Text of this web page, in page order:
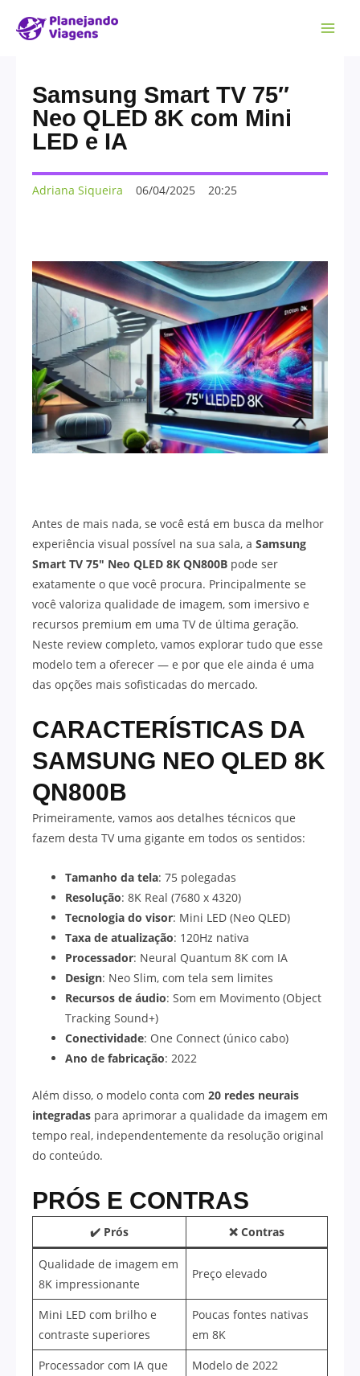
Samsung Smart TV 75″
Neo QLED 8K com Mini
LED e IA
Adriana Siqueira 06/04/2025 20:25
Antes de mais nada, se você está em busca da melhor
experiência visual possível na sua sala, a Samsung
Smart TV 75″ Neo QLED 8K QN800B pode ser
exatamente o que você procura. Principalmente se
você valoriza qualidade de imagem, som imersivo e
recursos premium em uma TV de última geração.
Neste review completo, vamos explorar tudo que esse
modelo tem a oferecer — e por que ele ainda é uma
das opções mais sofisticadas do mercado.
CARACTERÍSTICAS DA
SAMSUNG NEO QLED 8K
QN800B
Primeiramente, vamos aos detalhes técnicos que
fazem desta TV uma gigante em todos os sentidos:
Tamanho da tela: 75 polegadas
Resolução: 8K Real (7680 x 4320)
Tecnologia do visor: Mini LED (Neo QLED)
Taxa de atualização: 120Hz nativa
Processador: Neural Quantum 8K com IA
Design: Neo Slim, com tela sem limites
Recursos de áudio: Som em Movimento (Object
Tracking Sound+)
Conectividade: One Connect (único cabo)
Ano de fabricação: 2022
Além disso, o modelo conta com 20 redes neurais
integradas para aprimorar a qualidade da imagem em
tempo real, independentemente da resolução original
do conteúdo.
PRÓS E CONTRAS
✔️ Prós ❌ Contras
Qualidade de imagem em
8K impressionante
Preço elevado
Mini LED com brilho e
contraste superiores
Poucas fontes nativas
em 8K
Processador com IA que
Modelo de 2022